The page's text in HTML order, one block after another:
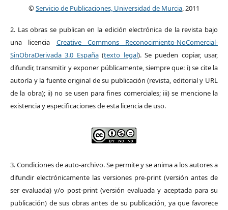
©Servicio de Publicaciones, Universidad de Murcia, 2011
2. Las obras se publican en la edición electrónica de la revista bajo
una licencia Creative Commons Reconocimiento-NoComercial-
SinObraDerivada 3.0 España(texto legal). Se pueden copiar, usar,
difundir, transmitir y exponer públicamente, siempre que: i) se cite la
autoría y la fuente original de su publicación (revista, editorial y URL
de la obra); ii) no se usen para fines comerciales; iii) se mencione la
existencia y especificaciones de esta licencia de uso.
3. Condiciones de auto-archivo. Se permite y se anima a los autores a
difundir electrónicamente las versiones pre-print (versión antes de
ser evaluada) y/o post-print (versión evaluada y aceptada para su
publicación) de sus obras antes de su publicación, ya que favorece